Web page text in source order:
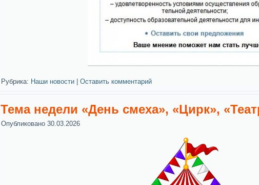
Рубрика: Наши новости Оставить комментарий
Тема недели «День смеха», «Цирк»,
Опубликовано 30.03.2026